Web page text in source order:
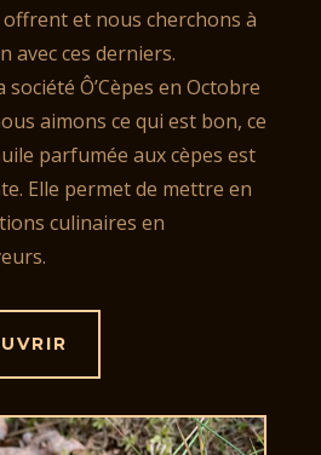
et nous cherchons à
avec ces derniers.
Ô’Cèpes en Octobre
aimons ce qui est bon, ce
parfumée aux cèpes est
Elle permet de mettre en
culinaires en